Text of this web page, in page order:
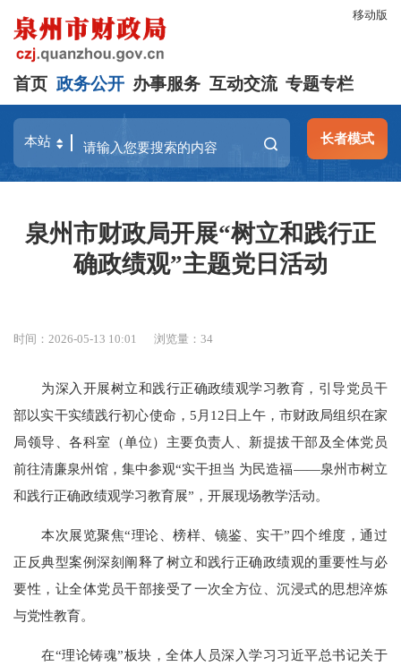
移动版
首页 政务公开 办事服务 互动交流 专题专栏
长者模式
泉州市财政局开展“树立和践行正
确政绩观”主题党日活动
时间：2026-05-13 10:01 浏览量：34
为深入开展树立和践行正确政绩观学习教育，引导党员干
部以实干实绩践行初心使命，5月12日上午，市财政局组织在家
局领导、各科室（单位）主要负责人、新提拔干部及全体党员
前往清廉泉州馆，集中参观“实干担当 为民造福——泉州市树立
和践行正确政绩观学习教育展”，开展现场教学活动。
本次展览聚焦“理论、榜样、镜鉴、实干”四个维度，通过
正反典型案例深刻阐释了树立和践行正确政绩观的重要性与必
要性，让全体党员干部接受了一次全方位、沉浸式的思想淬炼
与党性教育。
在“理论铸魂”板块，全体人员深入学习习近平总书记关于